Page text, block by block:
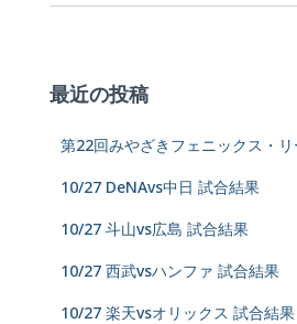
最近の投稿
第22回みやざきフェニックス・
10/27 DeNAvs中日 試合結果
10/27 斗山vs広島 試合結果
10/27 西武vsハンファ 試合結果
10/27 楽天vsオリックス 試合結果